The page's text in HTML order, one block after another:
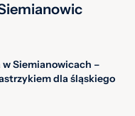
w Siemianowicach –
dla śląskiego